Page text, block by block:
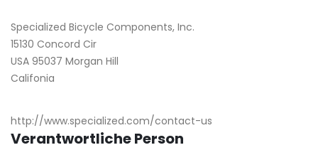
Specialized Bicycle Components, Inc.
15130 Concord Cir
USA 95037 Morgan Hill
Califonia
http://www.specialized.com/contact-us
Verantwortliche Person